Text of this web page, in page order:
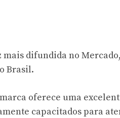
mais difundida no
Brasil.
oferece uma
capacitados para